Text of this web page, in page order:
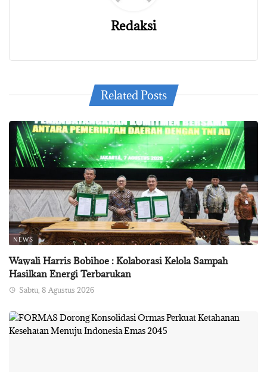
Redaksi
Related Posts
NEWS
Wawali Harris Bobihoe : Kolaborasi Kelola Sampah
Hasilkan Energi Terbarukan
Sabtu, 8 Agustus 2026